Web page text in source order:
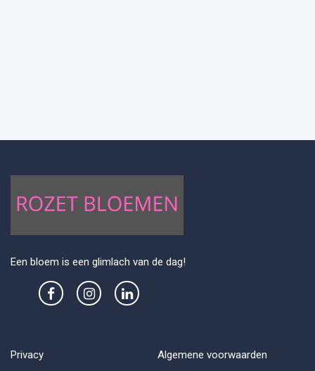
Een bloem is een glimlach van de dag!
Privacy Algemene voorwaarden